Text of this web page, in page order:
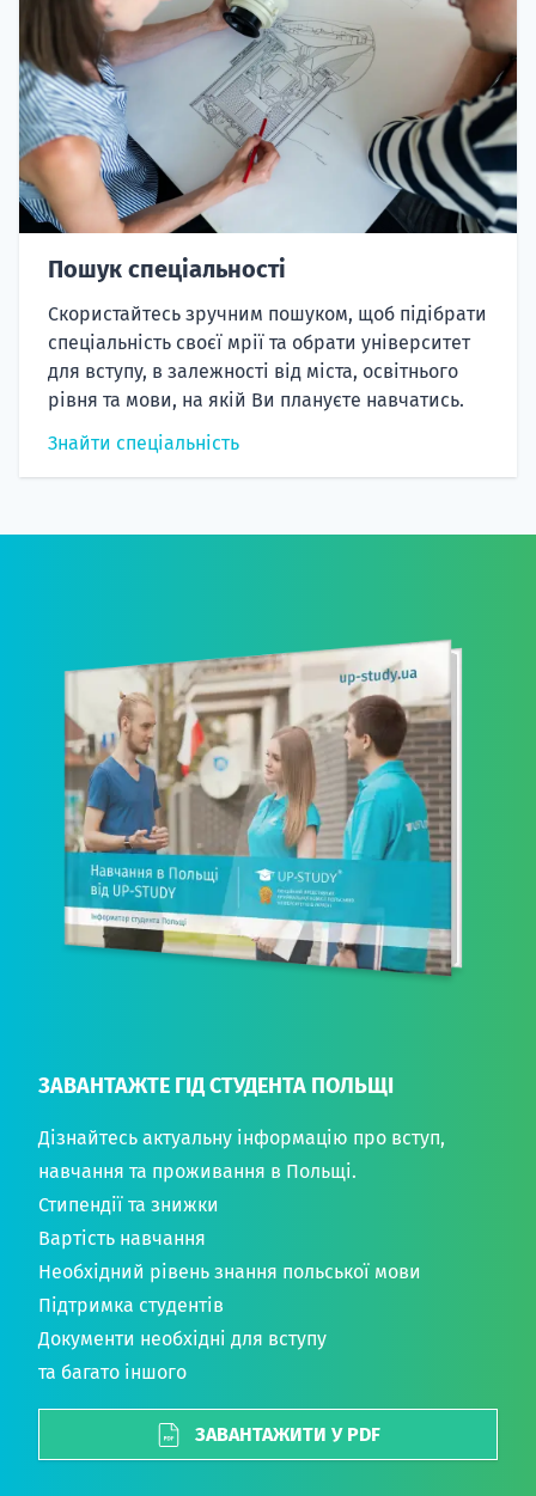
Пошук спеціальності
Скористайтесь зручним пошуком, щоб підібрати
спеціальність своєї мрії та обрати університет
для вступу, в залежності від міста, освітнього
рівня та мови, на якій Ви плануєте навчатись.
Знайти спеціальність
ЗАВАНТАЖТЕ ГІД СТУДЕНТА ПОЛЬЩІ
Дізнайтесь актуальну інформацію про вступ,
навчання та проживання в Польщі.
Стипендії та знижки
Вартість навчання
Необхідний рівень знання польської мови
Підтримка студентів
Документи необхідні для вступу
та багато іншого
ЗАВАНТАЖИТИ У PDF